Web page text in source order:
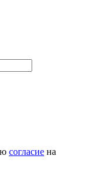
согласие на